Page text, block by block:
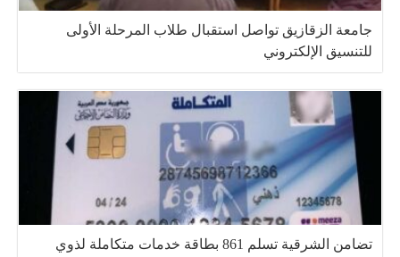
جامعة الزقازيق تواصل استقبال طلاب المرحلة الأولى
للتنسيق الإلكتروني
تضامن الشرقية تسلم 861 بطاقة خدمات متكاملة لذوي